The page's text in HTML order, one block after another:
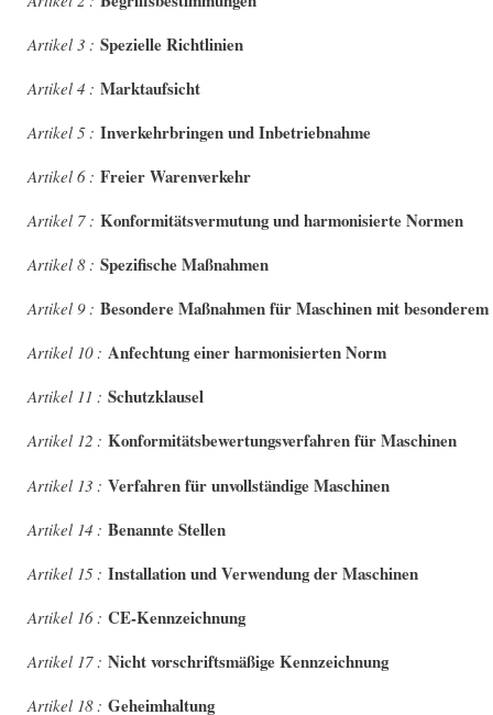
Artikel 3 : Spezielle Richtlinien
Artikel 4 : Marktaufsicht
Artikel 5 : Inverkehrbringen und Inbetriebnahme
Artikel 6 : Freier Warenverkehr
Artikel 7 : Konformitätsvermutung und harmonisierte Normen
Artikel 8 : Spezifische Maßnahmen
Artikel 9 : Besondere Maßnahmen für Maschinen mit
Artikel 10 : Anfechtung einer harmonisierten Norm
Artikel 11 : Schutzklausel
Artikel 12 : Konformitätsbewertungsverfahren für Maschinen
Artikel 13 : Verfahren für unvollständige Maschinen
Artikel 14 : Benannte Stellen
Artikel 15 : Installation und Verwendung der Maschinen
Artikel 16 : CE-Kennzeichnung
Artikel 17 : Nicht vorschriftsmäßige Kennzeichnung
Artikel 18 : Geheimhaltung